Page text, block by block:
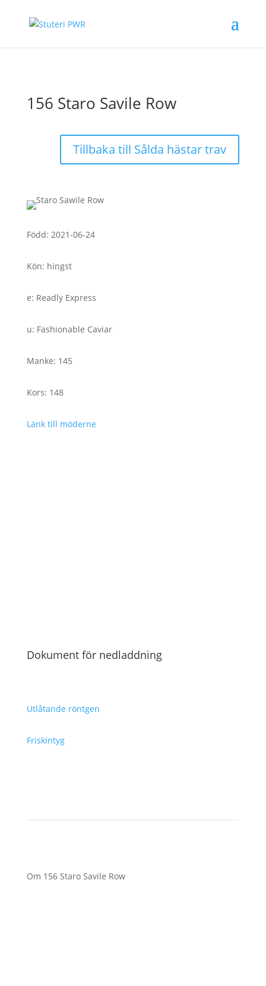
156 Staro Savile Row
Tillbaka till Sålda hästar trav
Född: 2021-06-24
Kön: hingst
e: Readly Express
u: Fashionable Caviar
Manke: 145
Kors: 148
Länk till möderne
Dokument för nedladdning
Utlåtande röntgen
Friskintyg
Om 156 Staro Savile Row